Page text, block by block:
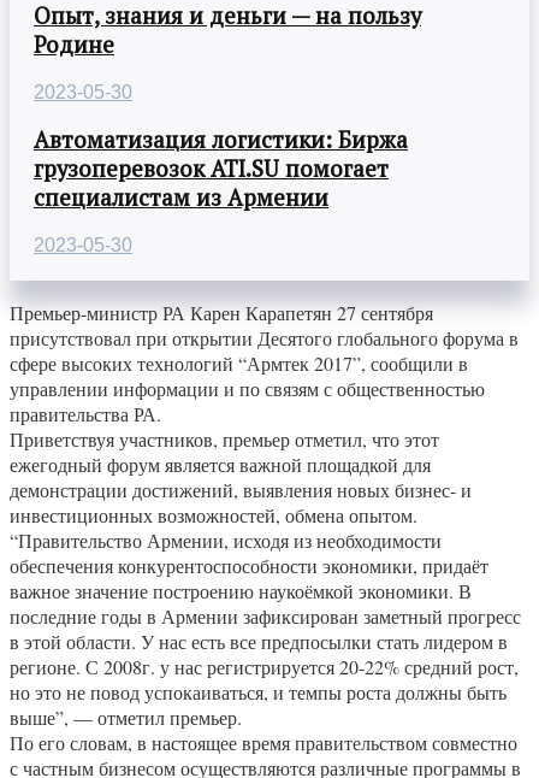
Опыт, знания и деньги — на пользу
Родине
2023-05-30
Автоматизация логистики: Биржа
грузоперевозок ATI.SU помогает
специалистам из Армении
2023-05-30
Премьер-министр РА Карен Карапетян 27 сентября
присутствовал при открытии Десятого глобального форума в
сфере высоких технологий “Армтек 2017”, сообщили в
управлении информации и по связям с общественностью
правительства РА.
Приветствуя участников, премьер отметил, что этот
ежегодный форум является важной площадкой для
демонстрации достижений, выявления новых бизнес- и
инвестиционных возможностей, обмена опытом.
“Правительство Армении, исходя из необходимости
обеспечения конкурентоспособности экономики, придаёт
важное значение построению наукоёмкой экономики. В
последние годы в Армении зафиксирован заметный прогресс
в этой области. У нас есть все предпосылки стать лидером в
регионе. С 2008г. у нас регистрируется 20-22% средний рост,
но это не повод успокаиваться, и темпы роста должны быть
выше”, — отметил премьер.
По его словам, в настоящее время правительством совместно
с частным бизнесом осуществляются различные программы в